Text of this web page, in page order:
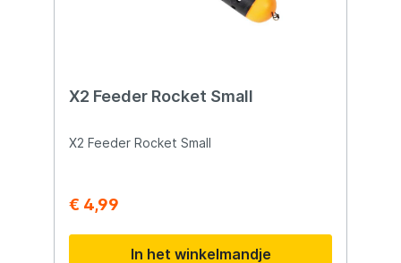
X2 Feeder Rocket Small
X2 Feeder Rocket Small
€ 4,99
In het winkelmandje